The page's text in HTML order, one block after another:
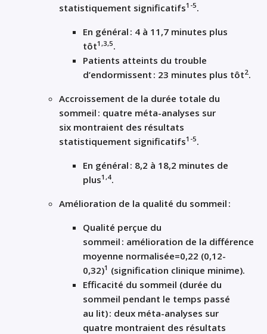
statistiquement significatifs1-5.
En général : 4 à 11 ,7 minutes plus
tôt1 ,3,5.
Patients atteints du trouble
d’endormissent : 23 minutes plus tôt2.
Accroissement de la durée totale du
sommeil : quatre méta-analyses sur
six montraient des résultats
statistiquement significatifs1-5.
En général : 8,2 à 18,2 minutes de
plus1 ,4.
Amélioration de la qualité du sommeil :
Qualité perçue du
sommeil : amélioration de la différence
moyenne normalisée=0,22 (0,12-
0,32)1 (signification clinique minime).
Efficacité du sommeil (durée du
sommeil pendant le temps passé
au lit): deux méta-analyses sur
quatre montraient des résultats